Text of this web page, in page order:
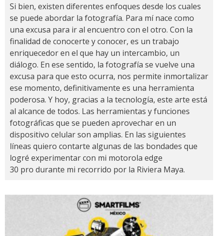
Si bien, existen diferentes enfoques desde los cuales
se puede abordar la fotografía. Para mí nace como
una excusa para ir al encuentro con el otro. Con la
finalidad de conocerte y conocer, es un trabajo
enriquecedor en el que hay un intercambio, un
diálogo. En ese sentido, la fotografía se vuelve una
excusa para que esto ocurra, nos permite inmortalizar
ese momento, definitivamente es una herramienta
poderosa. Y hoy, gracias a la tecnología, este arte está
al alcance de todos. Las herramientas y funciones
fotográficas que se pueden aprovechar en un
dispositivo celular son amplias. En las siguientes
líneas quiero contarte algunas de las bondades que
logré experimentar con mi motorola edge
30 pro durante mi recorrido por la Riviera Maya.